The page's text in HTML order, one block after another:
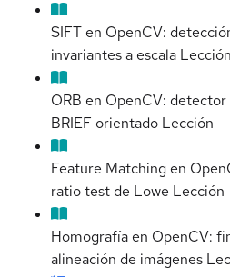
SIFT en OpenCV:
invariantes a escala Lección
ORB en OpenCV:
BRIEF orientado Lección
Feature Matching en
ratio test de Lowe Lección
Homografía en OpenCV:
alineación de imágenes